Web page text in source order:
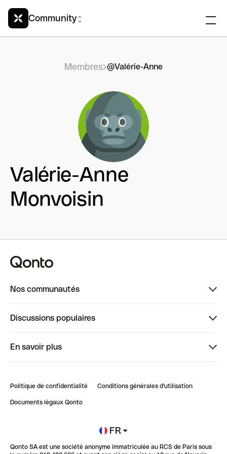
Community
Membres @Valérie-Anne
Valérie-Anne
Monvoisin
Nos communautés
ClubQonto
Discussions populaires
Impact de l'IA sur les carrières/productivité
En savoir plus
Blog
Newsroom
Glossaire finance
Politique de confidentialité Conditions générales d'utilisation
Documents légaux Qonto
FR
Qonto SA est une société anonyme immatriculée au RCS de Paris sous